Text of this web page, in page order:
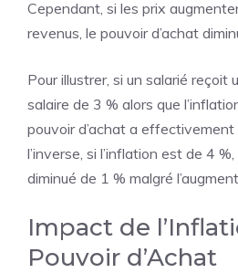
Cependant, si les prix
revenus, le pouvoir d’achat
Pour illustrer, si un salarié reçoit
salaire de 3 % alors que
pouvoir d’achat a
l’inverse, si l’inflation est de 4
diminué de 1 % malgré
Impact de
Pouvoir d’Achat